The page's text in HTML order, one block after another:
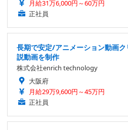
月給31万6,000円～60万円
正社員
長期で安定/アニメーション動画
説動画を制作
株式会社enrich technology
大阪府
月給29万9,600円～45万円
正社員